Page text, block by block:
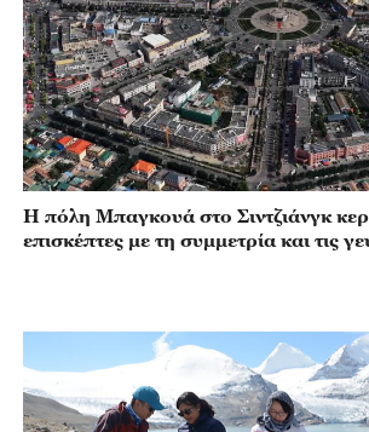
Η πόλη Μπαγκουά στο Σιντζιάνγκ
επισκέπτες με τη συμμετρία και τις